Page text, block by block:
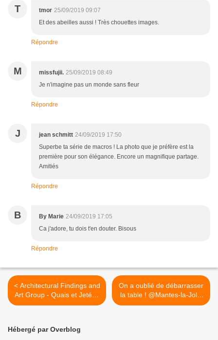
T tmor 25/09/2019 09:07
Et des abeilles aussi ! Très chouettes images.
Répondre
M missfujii. 25/09/2019 08:49
Je n'imagine pas un monde sans fleur
Répondre
J jean schmitt 24/09/2019 17:50
Superbe ta série de macros ! La photo que je préfère est la
première pour son élégance. Encore un magnifique partage.
Amitiés
Répondre
B By Marie 24/09/2019 17:05
Ca j'adore, tu dois t'en douter. Bisous
Répondre
< Architectural Findings and
Art Group - Quais et Jetées
- 3 - Quai de la Tour..
On a oublié de débarrasser
la table ! @Mantes-la-Jolie
>
Hébergé par Overblog